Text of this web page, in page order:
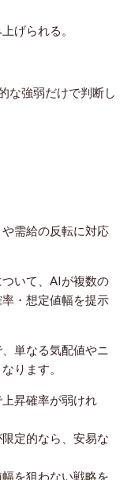
げられる。
な強弱だけで判断し
需給の反転に対応
いて、AIが複数の
・想定値幅を提示
単なる気配値やニ
ります。
昇確率が弱けれ
定的なら、安易な
を狙わない戦略を